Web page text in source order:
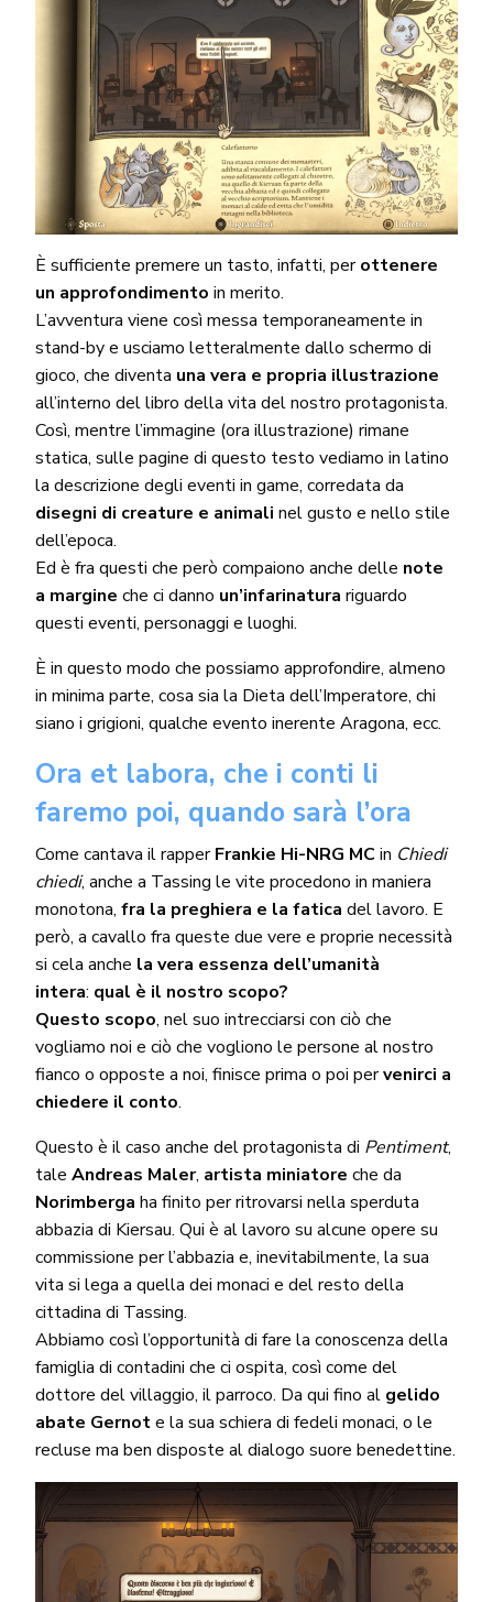
È sufficiente premere un tasto, infatti, perottenere
un approfondimento in merito.
L’avventura viene così messa temporaneamente in
stand-by e usciamo letteralmente dallo schermo di
gioco, che diventa una vera e propria illustrazione
all’interno del libro della vita del nostro protagonista.
Così, mentre l’immagine (ora illustrazione) rimane
statica, sulle pagine di questo testo vediamo in latino
la descrizione degli eventi in game, corredata da
disegni di creature e animalinel gusto e nello stile
dell’epoca.
Ed è fra questi che però compaiono anche delle note
a margine che ci danno un’infarinaturariguardo
questi eventi, personaggi e luoghi.
È in questo modo che possiamo approfondire, almeno
in minima parte, cosa sia la Dieta dell’Imperatore, chi
siano i grigioni, qualche evento inerente Aragona, ecc.
Ora et labora, che i conti li
faremo poi, quando sarà l’ora
Come cantava il rapperFrankie Hi-NRG MCin Chiedi
chiedi, anche a Tassing le vite procedono in maniera
monotona, fra la preghiera e la fatica del lavoro. E
però, a cavallo fra queste due vere e proprie necessità
si cela anche la vera essenza dell’umanità
intera: qual è il nostro scopo?
Questo scopo, nel suo intrecciarsi con ciò che
vogliamo noi e ciò che vogliono le persone al nostro
fianco o opposte a noi, finisce prima o poi pervenirci a
chiedere il conto.
Questo è il caso anche del protagonista di Pentiment,
tale Andreas Maler, artista miniatore che da
Norimberga ha finito per ritrovarsi nella sperduta
abbazia di Kiersau. Qui è al lavoro su alcune opere su
commissione per l’abbazia e, inevitabilmente, la sua
vita si lega a quella dei monaci e del resto della
cittadina di Tassing.
Abbiamo così l’opportunità di fare la conoscenza della
famiglia di contadini che ci ospita, così come del
dottore del villaggio, il parroco. Da qui fino al gelido
abate Gernote la sua schiera di fedeli monaci, o le
recluse ma ben disposte al dialogo suore benedettine.